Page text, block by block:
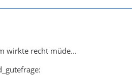
wirkte recht müde...